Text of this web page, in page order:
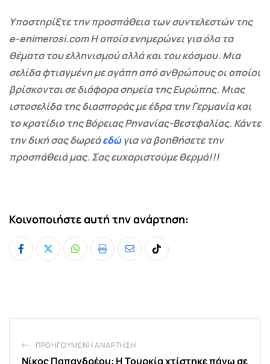
Υποστηρίξτε την προσπάθεια των συντελεστών της
e-enimerosi.com Η οποία ενημερώνει για όλα τα
θέματα του ελληνισμού αλλά και του κόσμου. Μια
σελίδα φτιαγμένη με αγάπη από ανθρώπους οι οποίοι
βρίσκονται σε διάφορα σημεία της Ευρώπης. Μιας
ιστοσελίδα της διασποράς με έδρα την Γερμανία και
το κρατίδιο της Βόρειας Ρηνανίας-Βεστφαλίας. Κάντε
την δική σας δωρεάεδώγια να βοηθήσετε την
προσπάθειά μας. Σας ευχαριστούμε θερμά!!!
Κοινοποιήστε αυτή την ανάρτηση:
Whatsapp
Print
ShareTiktok
ΠΡΟΗΓΟΎΜΕΝΗ ΑΝΆΡΤΗΣΗ
Νίκος Παπανδρέου: Η Τουρκία χτίστηκε πάνω σε